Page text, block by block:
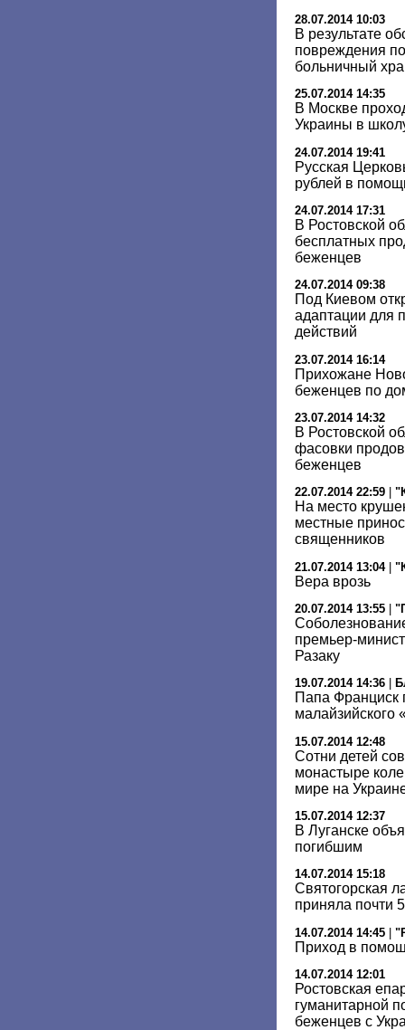
28.07.2014 10:03
В результате
повреждения
больничный
25.07.2014 14:35
В Москве
Украины в
24.07.2014 19:41
Русская
рублей в
24.07.2014 17:31
В Ростовской
бесплатных
беженцев
24.07.2014 09:38
Под Киевом
адаптации для
действий
23.07.2014 16:14
Прихожане
беженцев по
23.07.2014 14:32
В Ростовской
фасовки
беженцев
22.07.2014 22:59
На место
местные
священников
21.07.2014 13:04|
Вера врозь
20.07.2014 13:55
премьер-
Разаку
19.07.2014 14:36
Папа Франциск
малайзийского
15.07.2014 12:48
Сотни детей
монастыре
мире на
15.07.2014 12:37
В Луганске
погибшим
14.07.2014 15:18
Cвятогорская
приняла почти
14.07.2014 14:45 |
Приход в
14.07.2014 12:01
Ростовская
гуманитарной
беженцев с